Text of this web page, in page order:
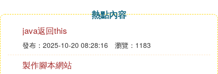
重啟sendmail服務
最後給rt@junx.com發送測試郵件
End。。。
熱點內容
java返回this
發布：2025-10-20 08:28:16 瀏覽：1183
製作腳本網站